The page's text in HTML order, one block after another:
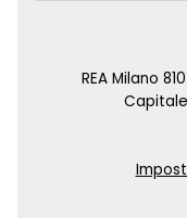
REA Milano